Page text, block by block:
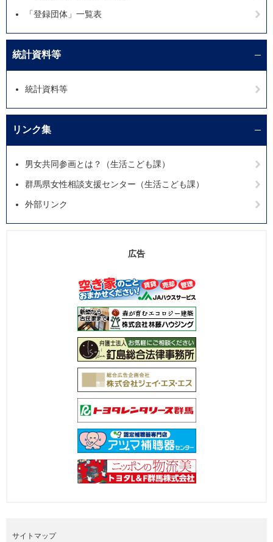
「登録団体」一覧表
統計資料等
統計資料等
リンク集
男女共同参画とは？（生活こども課）
群馬県女性相談支援センター（生活こども課）
外部リンク
広告
サイトマップ